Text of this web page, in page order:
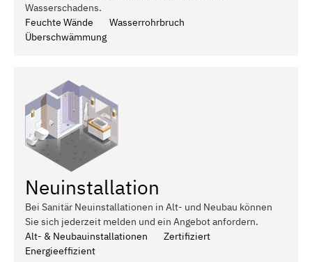
Wasserschadens.
Feuchte Wände
Wasserrohrbruch
Überschwämmung
Neuinstallation
Bei Sanitär Neuinstallationen in Alt- und Neubau können
Sie sich jederzeit melden und ein Angebot anfordern.
Alt- & Neubauinstallationen
Zertifiziert
Energieeffizient